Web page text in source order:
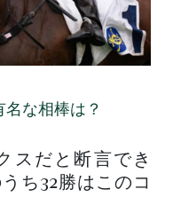
な相棒は？
スだと断言でき
ち32勝はこのコ